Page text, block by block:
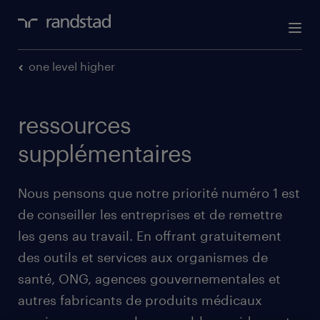
one level higher
ressources
supplémentaires
Nous pensons que notre priorité numéro 1 est
de conseiller les entreprises et de remettre
les gens au travail. En offrant gratuitement
des outils et services aux organismes de
santé, ONG, agences gouvernementales et
autres fabricants de produits médicaux